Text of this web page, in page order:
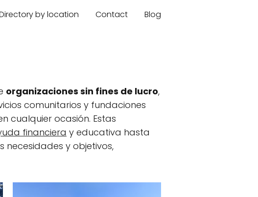
by location Contact Blog
organizaciones sin fines de lucro,
comunitarios y fundaciones
cualquier ocasión. Estas
financiera y educativa hasta
necesidades y objetivos,